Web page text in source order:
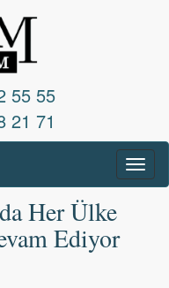
55 55
21 71
Her Ülke
Ediyor